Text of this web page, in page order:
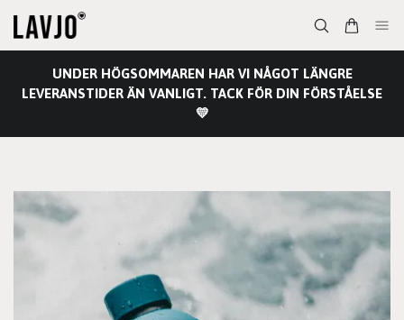
UNDER HÖGSOMMAREN HAR VI NÅGOT LÄNGRE
LEVERANSTIDER ÄN VANLIGT. TACK FÖR DIN FÖRSTÅELSE
💛